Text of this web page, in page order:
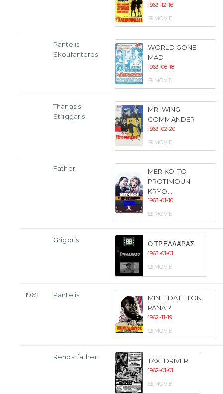
1963-12-16
MOVIE
Pantelis
Skoufanteros
WORLD GONE
MAD
1963-06-18
MOVIE
Thanasis
Striggaris
MR. WING
COMMANDER
1963-02-20
MOVIE
Father
MERIKOI TO
PROTIMOUN
KRYO...
1963-01-10
MOVIE
Grigoris
Ο ΤΡΕΛΛΆΡΑΣ
1963-01-01
MOVIE
1962 Pantelis
MIN EIDATE TON
PANAI?
1962-11-19
MOVIE
Renos' father
TAXI DRIVER
1962-01-01
MOVIE